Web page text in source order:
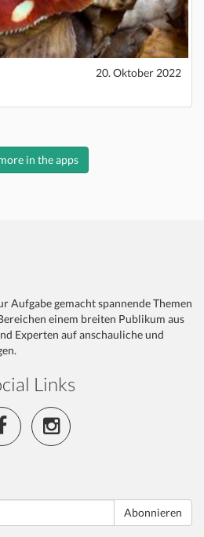
20. Oktober 2022
in the apps
Aufgabe gemacht spannende Themen
einem breiten Publikum aus
Experten auf anschauliche und
Links
Abonnieren